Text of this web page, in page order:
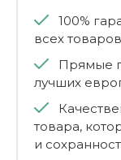
100%
всех товаров
Прямые
лучших
товара,
и